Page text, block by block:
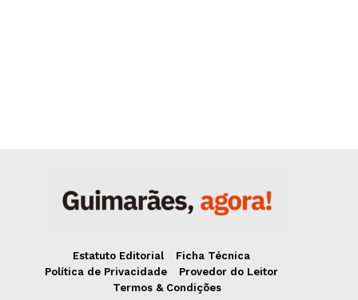
Estatuto Editorial
Ficha Técnica
Política de Privacidade
Provedor do Leitor
Termos & Condições